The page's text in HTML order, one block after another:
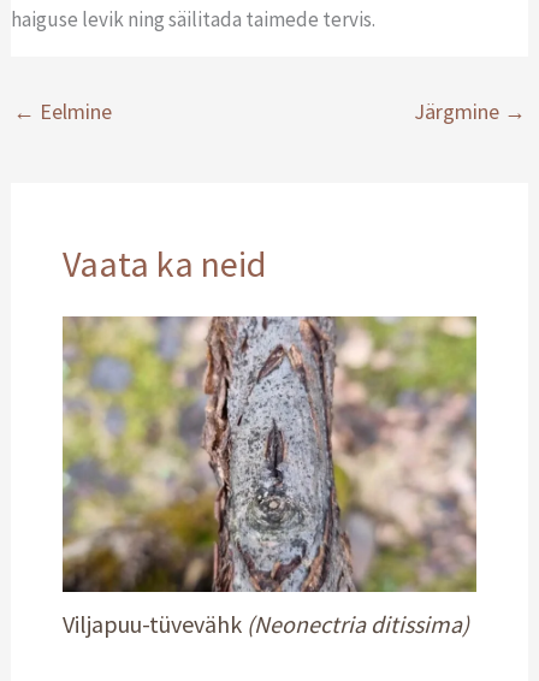
haiguse levik ning säilitada taimede tervis.
← Eelmine Järgmine →
Vaata ka neid
Viljapuu-tüvevähk (Neonectria ditissima)